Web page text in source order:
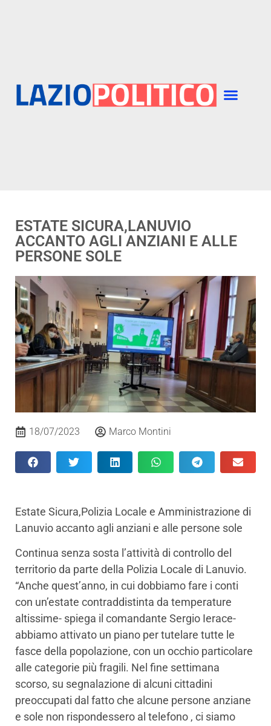
ESTATE SICURA,LANUVIO
ACCANTO AGLI ANZIANI E ALLE
PERSONE SOLE
18/07/2023 Marco Montini
Estate Sicura,Polizia Locale e Amministrazione di
Lanuvio accanto agli anziani e alle persone sole
Continua senza sosta l’attività di controllo del
territorio da parte della Polizia Locale di Lanuvio.
“Anche quest’anno, in cui dobbiamo fare i conti
con un’estate contraddistinta da temperature
altissime- spiega il comandante Sergio Ierace-
abbiamo attivato un piano per tutelare tutte le
fasce della popolazione, con un occhio particolare
alle categorie più fragili. Nel fine settimana
scorso, su segnalazione di alcuni cittadini
preoccupati dal fatto che alcune persone anziane
e sole non rispondessero al telefono , ci siamo